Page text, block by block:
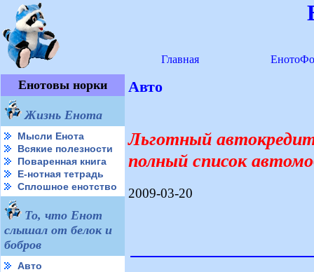
Главная
Енотовы норки
Жизнь Енота
Мысли Енота
Всякие полезности
Поваренная книга
Е-нотная тетрадь
Сплошное енотство
То, что Енот
слышал от белок и
бобров
Авто
Авто
Льготный
полный список
2009-03-20